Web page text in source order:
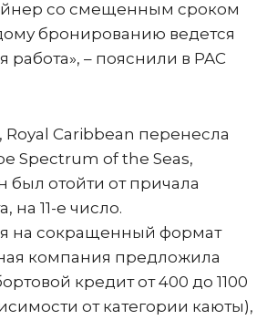
со смещенным сроком
бронированию ведется
работа», – пояснили в PAC
Caribbean перенесла
Spectrum of the Seas,
был отойти от причала
на 11-е число.
на сокращенный формат
компания предложила
кредит от 400 до 1100
от категории каюты),